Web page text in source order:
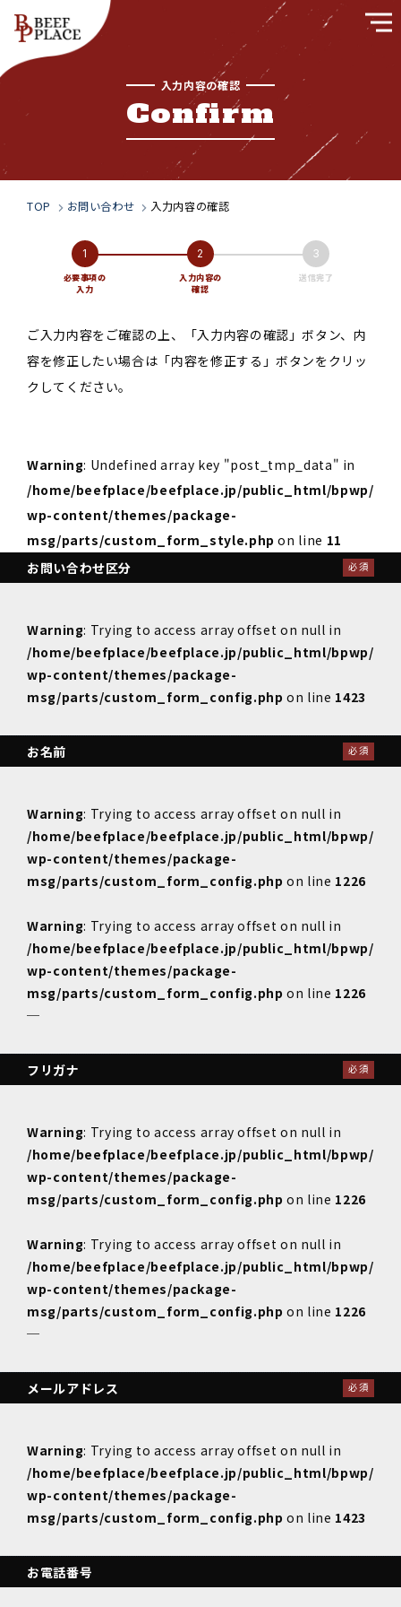
Our Spirit 私たちの想い
Sustainability
Recruitment
News
お問い合わせフォーム
入力内容の確認
Confirm
TOP お問い合わせ 入力内容の確認
必要事項の
入力
入力内容の
確認
送信完了
ご入力内容をご確認の上、「入力内容の確認」ボタン、内
容を修正したい場合は「内容を修正する」ボタンをクリッ
クしてください。
Warning: Undefined array key "post_tmp_data" in
/home/beefplace/beefplace.jp/public_html/bpwp/
wp-content/themes/package-
msg/parts/custom_form_style.php on line 11
必須
お問い合わせ区分
Warning: Trying to access array offset on null in
/home/beefplace/beefplace.jp/public_html/bpwp/
wp-content/themes/package-
msg/parts/custom_form_config.php on line 1423
必須
お名前
Warning: Trying to access array offset on null in
/home/beefplace/beefplace.jp/public_html/bpwp/
wp-content/themes/package-
msg/parts/custom_form_config.php on line 1226
Warning: Trying to access array offset on null in
/home/beefplace/beefplace.jp/public_html/bpwp/
wp-content/themes/package-
msg/parts/custom_form_config.php on line 1226
─
必須
フリガナ
Warning: Trying to access array offset on null in
/home/beefplace/beefplace.jp/public_html/bpwp/
wp-content/themes/package-
msg/parts/custom_form_config.php on line 1226
Warning: Trying to access array offset on null in
/home/beefplace/beefplace.jp/public_html/bpwp/
wp-content/themes/package-
msg/parts/custom_form_config.php on line 1226
─
必須
メールアドレス
Warning: Trying to access array offset on null in
/home/beefplace/beefplace.jp/public_html/bpwp/
wp-content/themes/package-
msg/parts/custom_form_config.php on line 1423
お電話番号